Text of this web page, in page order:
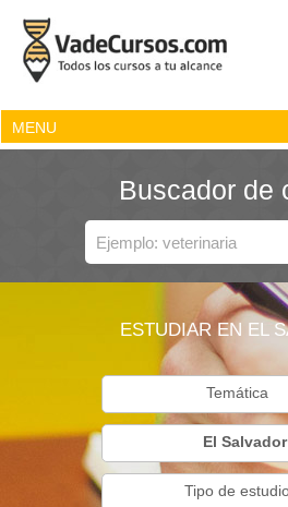
MENU
Buscador de
ESTUDIAR EN EL
Temática
El Salvador
Tipo de